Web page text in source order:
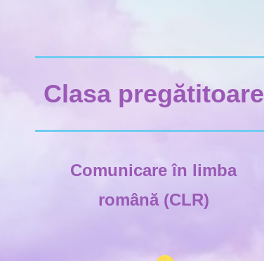
Clasa pregătitoare
Comunicare în limba
română (CLR)